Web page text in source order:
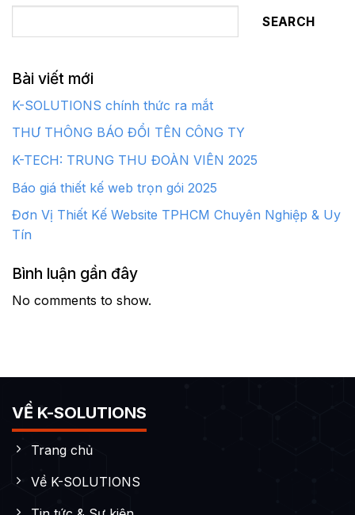
SEARCH
Bài viết mới
K-SOLUTIONS chính thức ra mắt
THƯ THÔNG BÁO ĐỔI TÊN CÔNG TY
K-TECH: TRUNG THU ĐOÀN VIÊN 2025
Báo giá thiết kế web trọn gói 2025
Đơn Vị Thiết Kế Website TPHCM Chuyên Nghiệp & Uy
Tín
Bình luận gần đây
No comments to show.
VỀ K-SOLUTIONS
Trang chủ
Về K-SOLUTIONS